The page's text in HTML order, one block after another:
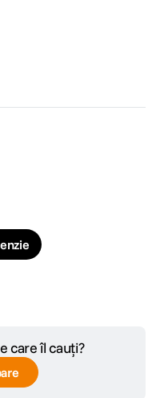
care îl cauți?